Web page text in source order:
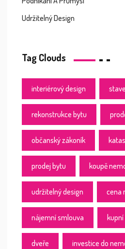
Udržitelný Design
Tag Clouds
interiérový design
rekonstrukce bytu
občanský zákoník
prodej bytu koupě
udržitelný design cena
nájemní smlouva
dveře investice do